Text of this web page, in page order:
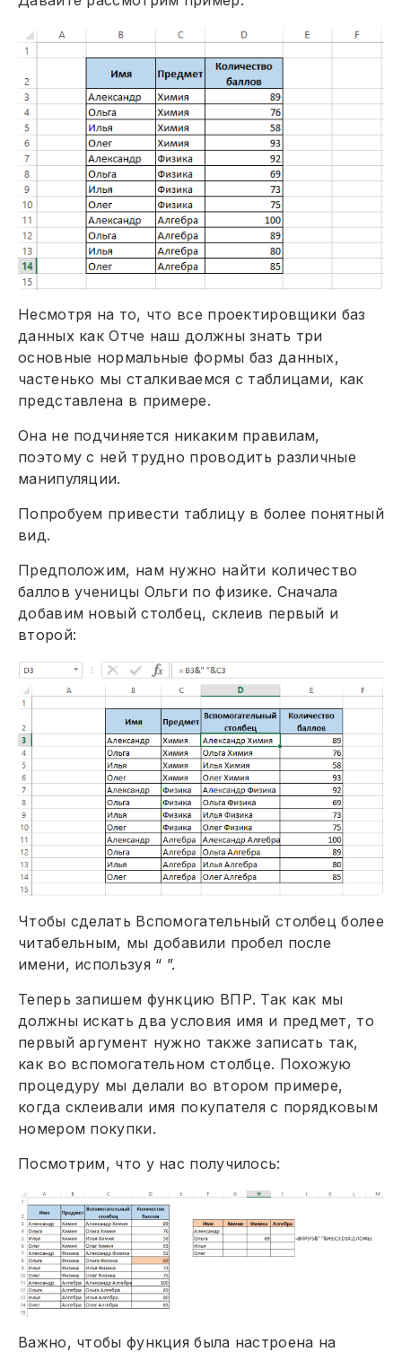
Несмотря на то, что все проектировщики баз
данных как Отче наш должны знать три
основные нормальные формы баз данных,
частенько мы сталкиваемся с таблицами, как
представлена в примере.
Она не подчиняется никаким правилам,
поэтому с ней трудно проводить различные
манипуляции.
Попробуем привести таблицу в более понятный
вид.
Предположим, нам нужно найти количество
баллов ученицы Ольги по физике. Сначала
добавим новый столбец, склеив первый и
второй:
Чтобы сделать Вспомогательный столбец более
читабельным, мы добавили пробел после
имени, используя “ ”.
Теперь запишем функцию ВПР. Так как мы
должны искать два условия имя и предмет, то
первый аргумент нужно также записать так,
как во вспомогательном столбце. Похожую
процедуру мы делали во втором примере,
когда склеивали имя покупателя с порядковым
номером покупки.
Посмотрим, что у нас получилось:
Важно, чтобы функция была настроена на